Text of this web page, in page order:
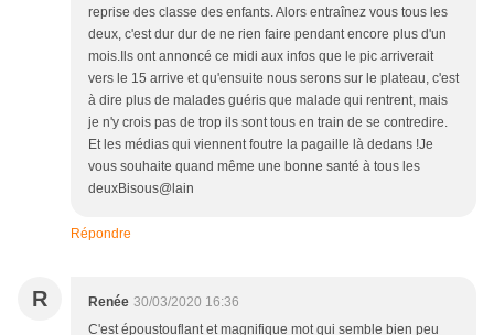
reprise des classe des enfants. Alors entraînez vous tous les
deux, c'est dur dur de ne rien faire pendant encore plus d'un
mois.Ils ont annoncé ce midi aux infos que le pic arriverait
vers le 15 arrive et qu'ensuite nous serons sur le plateau, c'est
à dire plus de malades guéris que malade qui rentrent, mais
je n'y crois pas de trop ils sont tous en train de se contredire.
Et les médias qui viennent foutre la pagaille là dedans !Je
vous souhaite quand même une bonne santé à tous les
deuxBisous@lain
Répondre
R Renée 30/03/2020 16:36
C'est époustouflant et magnifique mot qui semble bien peu